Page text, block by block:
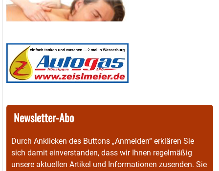
Newsletter-Abo
Durch Anklicken des Buttons „Anmelden“ erklären Sie
sich damit einverstanden, dass wir Ihnen regelmäßig
unsere aktuellen Artikel und Informationen zusenden. Sie